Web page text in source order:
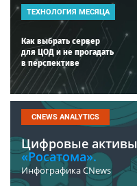
ТЕХНОЛОГИЯ МЕСЯЦА
Как выбрать сервер
для ЦОД и не прогадать
в перспективе
CNEWS ANALYTICS
Цифровые активы
«Росатома».
Инфографика CNews